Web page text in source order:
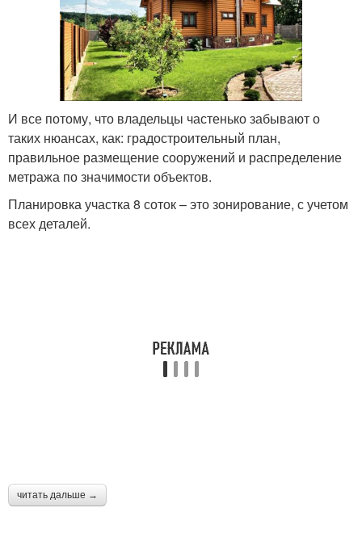
И все потому, что владельцы частенько забывают о
таких нюансах, как: градостроительный план,
правильное размещение сооружений и распределение
метража по значимости объектов.
Планировка участка 8 соток – это зонирование, с учетом
всех деталей.
читать дальше →